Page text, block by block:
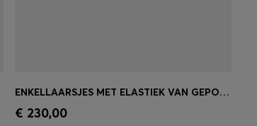
Snel shoppen
ENKELLAARSJES MET ELASTIEK VAN GEPOLIJST LEER EN SIGNATUURSTIKSELS
€ 230,00